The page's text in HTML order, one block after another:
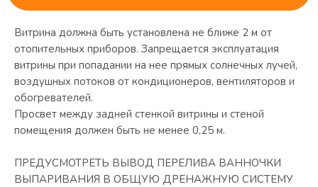
Витрина должна быть установлена не ближе 2 м от
отопительных приборов. Запрещается эксплуатация
витрины при попадании на нее прямых солнечных лучей,
воздушных потоков от кондиционеров, вентиляторов и
обогревателей.
Просвет между задней стенкой витрины и стеной
помещения должен быть не менее 0,25 м.
ПРЕДУСМОТРЕТЬ ВЫВОД ПЕРЕЛИВА ВАННОЧКИ
ВЫПАРИВАНИЯ В ОБЩУЮ ДРЕНАЖНУЮ СИСТЕМУ